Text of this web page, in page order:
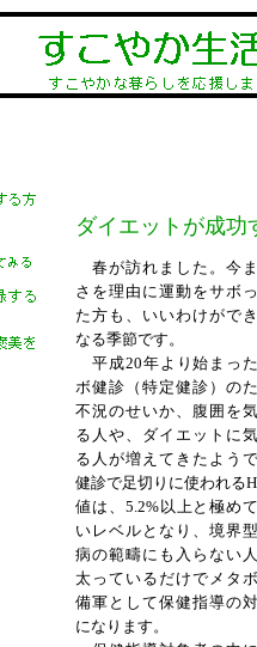
ダイエットが成功
春が訪れました。今
さを理由に運動をサボ
た方も、いいわけがで
なる季節です。
平成20年より始まっ
ボ健診（特定健診）の
不況のせいか、腹囲を
る人や、ダイエットに
る人が増えてきたようで
健診で足切りに使われる
値は、5.2%以上と極め
いレベルとなり、境界
病の範疇にも入らない
太っているだけでメタ
備軍として保健指導の
になります。